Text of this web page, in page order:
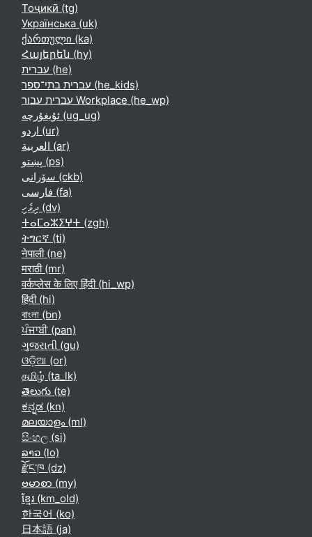
Тоҷикӣ ‎(tg)‎
Українська ‎(uk)‎
ქართული ‎(ka)‎
Հայերեն ‎(hy)‎
עברית ‎(he)‎
עברית בתי־ספר ‎(he_kids)‎
עברית עבור Workplace ‎(he_wp)‎
ئۇيغۇرچە ‎(ug_ug)‎
اردو ‎(ur)‎
العربية ‎(ar)‎
پښتو ‎(ps)‎
سۆرانی ‎(ckb)‎
فارسی ‎(fa)‎
ދިވެހި ‎(dv)‎
ⵜⴰⵎⴰⵣⵉⵖⵜ ‎(zgh)‎
ትግርኛ ‎(ti)‎
नेपाली ‎(ne)‎
मराठी ‎(mr)‎
वर्कप्लेस के लिए हिंदी ‎(hi_wp)‎
हिंदी ‎(hi)‎
বাংলা ‎(bn)‎
ਪੰਜਾਬੀ ‎(pan)‎
ગુજરાતી ‎(gu)‎
ଓଡ଼ିଆ ‎(or)‎
தமிழ் ‎(ta_lk)‎
తెలుగు ‎(te)‎
ಕನ್ನಡ ‎(kn)‎
മലയാളം ‎(ml)‎
සිංහල ‎(si)‎
ລາວ ‎(lo)‎
རྫོང་ཁ ‎(dz)‎
ဗမာစာ ‎(my)‎
ខ្មែរ ‎(km_old)‎
한국어 ‎(ko)‎
日本語 ‎(ja)‎